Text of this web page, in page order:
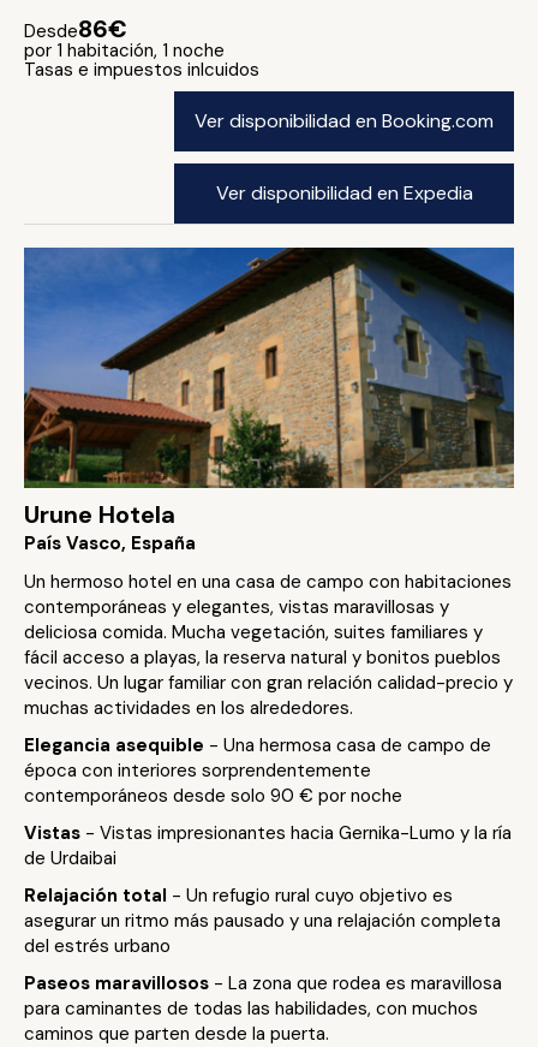
Desde86€
por 1 habitación, 1 noche
Tasas e impuestos inlcuidos
Ver disponibilidad en Booking.com
Ver disponibilidad en Expedia
Urune Hotela
País Vasco, España
Un hermoso hotel en una casa de campo con habitaciones
contemporáneas y elegantes, vistas maravillosas y
deliciosa comida. Mucha vegetación, suites familiares y
fácil acceso a playas, la reserva natural y bonitos pueblos
vecinos. Un lugar familiar con gran relación calidad-precio y
muchas actividades en los alrededores.
Elegancia asequible - Una hermosa casa de campo de
época con interiores sorprendentemente
contemporáneos desde solo 90 € por noche
Vistas - Vistas impresionantes hacia Gernika-Lumo y la ría
de Urdaibai
Relajación total - Un refugio rural cuyo objetivo es
asegurar un ritmo más pausado y una relajación completa
del estrés urbano
Paseos maravillosos - La zona que rodea es maravillosa
para caminantes de todas las habilidades, con muchos
caminos que parten desde la puerta.